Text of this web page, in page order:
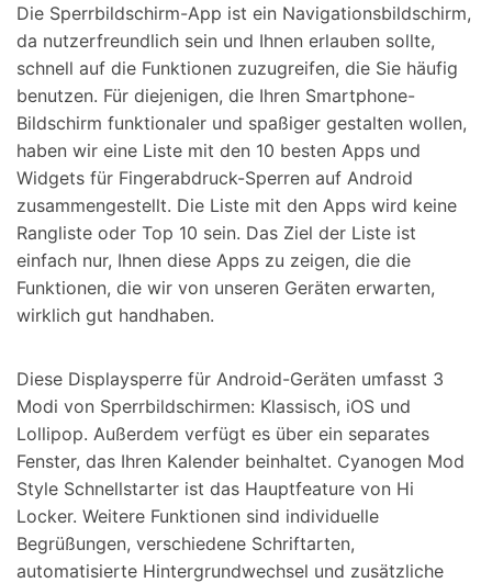
Die Sperrbildschirm-App ist ein Navigationsbildschirm,
da nutzerfreundlich sein und Ihnen erlauben sollte,
schnell auf die Funktionen zuzugreifen, die Sie häufig
benutzen. Für diejenigen, die Ihren Smartphone-
Bildschirm funktionaler und spaßiger gestalten wollen,
haben wir eine Liste mit den 10 besten Apps und
Widgets für Fingerabdruck-Sperren auf Android
zusammengestellt. Die Liste mit den Apps wird keine
Rangliste oder Top 10 sein. Das Ziel der Liste ist
einfach nur, Ihnen diese Apps zu zeigen, die die
Funktionen, die wir von unseren Geräten erwarten,
wirklich gut handhaben.
Diese Displaysperre für Android-Geräten umfasst 3
Modi von Sperrbildschirmen: Klassisch, iOS und
Lollipop. Außerdem verfügt es über ein separates
Fenster, das Ihren Kalender beinhaltet. Cyanogen Mod
Style Schnellstarter ist das Hauptfeature von Hi
Locker. Weitere Funktionen sind individuelle
Begrüßungen, verschiedene Schriftarten,
automatisierte Hintergrundwechsel und zusätzliche